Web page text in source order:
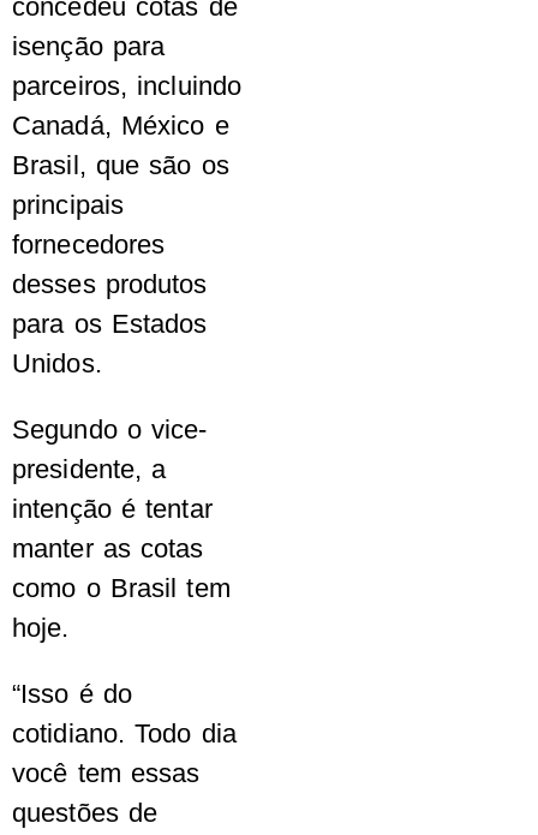
concedeu cotas de
isenção para
parceiros, incluindo
Canadá, México e
Brasil, que são os
principais
fornecedores
desses produtos
para os Estados
Unidos.
Segundo o vice-
presidente, a
intenção é tentar
manter as cotas
como o Brasil tem
hoje.
“Isso é do
cotidiano. Todo dia
você tem essas
questões de